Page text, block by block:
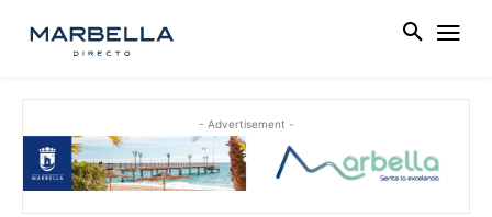
- Advertisement -